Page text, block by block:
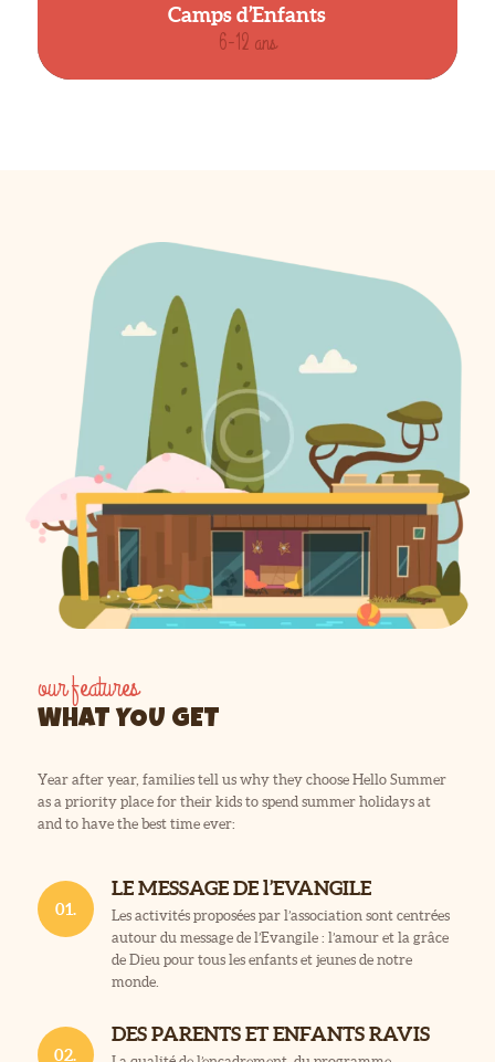
Camps d’Enfants
6-12 ans
our features
WHAT YOU GET
Year after year, families tell us why they choose Hello Summer
as a priority place for their kids to spend summer holidays at
and to have the best time ever:
01.
LE MESSAGE DE l’EVANGILE
Les activités proposées par l’association sont centrées
autour du message de l’Evangile : l’amour et la grâce
de Dieu pour tous les enfants et jeunes de notre
monde.
02.
DES PARENTS ET ENFANTS RAVIS